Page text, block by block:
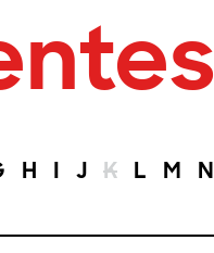
H I J K L M N